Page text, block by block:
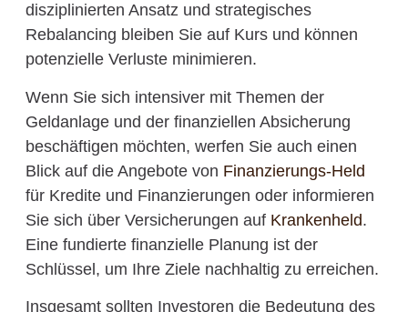
disziplinierten Ansatz und strategisches
Rebalancing bleiben Sie auf Kurs und können
potenzielle Verluste minimieren.
Wenn Sie sich intensiver mit Themen der
Geldanlage und der finanziellen Absicherung
beschäftigen möchten, werfen Sie auch einen
Blick auf die Angebote von Finanzierungs-Held
für Kredite und Finanzierungen oder informieren
Sie sich über Versicherungen auf Krankenheld.
Eine fundierte finanzielle Planung ist der
Schlüssel, um Ihre Ziele nachhaltig zu erreichen.
Insgesamt sollten Investoren die Bedeutung des